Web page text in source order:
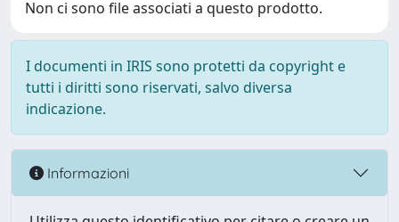
Non ci sono file associati a questo prodotto.
I documenti in IRIS sono protetti da copyright e
tutti i diritti sono riservati, salvo diversa
indicazione.
Informazioni